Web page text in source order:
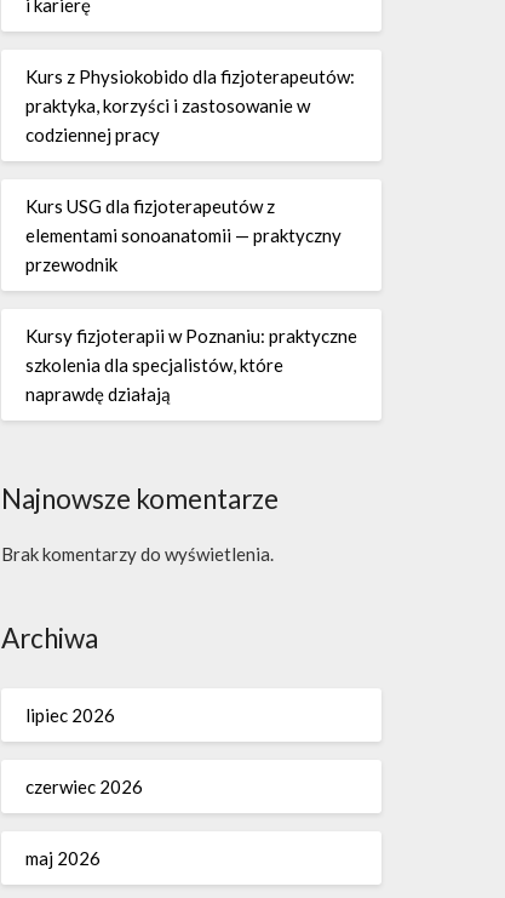
Kurs z Physiokobido dla fizjoterapeutów:
praktyka, korzyści i zastosowanie w
codziennej pracy
Kurs USG dla fizjoterapeutów z
elementami sonoanatomii — praktyczny
przewodnik
Kursy fizjoterapii w Poznaniu: praktyczne
szkolenia dla specjalistów, które
naprawdę działają
Najnowsze komentarze
Brak komentarzy do wyświetlenia.
Archiwa
lipiec 2026
czerwiec 2026
maj 2026